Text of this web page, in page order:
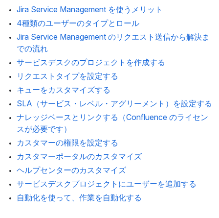
Jira Service Management を使うメリット
4種類のユーザーのタイプとロール
Jira Service Management のリクエスト送信から解決ま
での流れ
サービスデスクのプロジェクトを作成する
リクエストタイプを設定する
キューをカスタマイズする
SLA（サービス・レベル・アグリーメント）を設定する
ナレッジベース とリンクする（Confluence のライセン
スが必要です）
カスタマーの権限を設定する
カスタマーポータルのカスタマイズ
ヘルプセンターのカスタマイズ
サービスデスクプロジェクトにユーザーを追加する
自動化を使って、作業を自動化する